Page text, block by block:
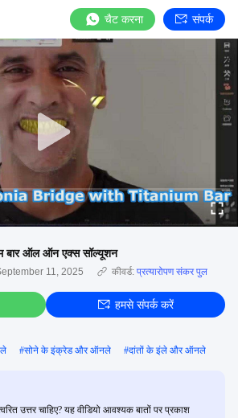
चैट करना संपर्क
बार ऑल ऑन एक्स सॉल्यूशन
11, 2025 कीवर्ड: प्रत्यारोपण संकर पुल
हमसे संपर्क करें
#सोने के इंक्रेड और ऑनले #दांतों के इंले और ऑनले
उत्तर चाहिए? यह वीडियो आवश्यक बातों पर प्रकाश